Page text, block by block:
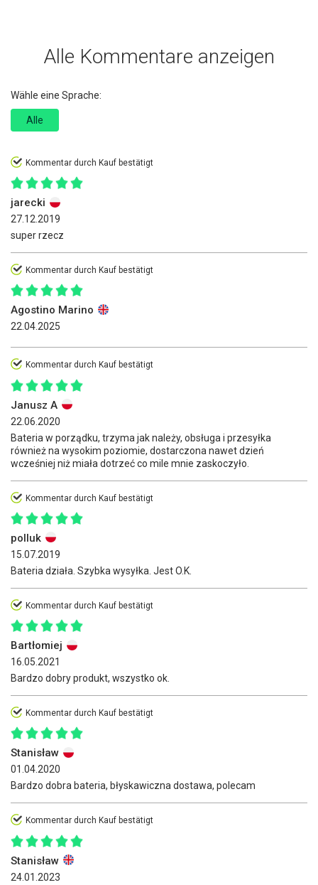
Alle Kommentare anzeigen
Wähle eine Sprache:
Alle
Kommentar durch Kauf bestätigt
jarecki
27.12.2019
super rzecz
Kommentar durch Kauf bestätigt
Agostino Marino
22.04.2025
Kommentar durch Kauf bestätigt
Janusz A
22.06.2020
Bateria w porządku, trzyma jak należy, obsługa i przesyłka
również na wysokim poziomie, dostarczona nawet dzień
wcześniej niż miała dotrzeć co mile mnie zaskoczyło.
Kommentar durch Kauf bestätigt
polluk
15.07.2019
Bateria działa. Szybka wysyłka. Jest O.K.
Kommentar durch Kauf bestätigt
Bartłomiej
16.05.2021
Bardzo dobry produkt, wszystko ok.
Kommentar durch Kauf bestätigt
Stanisław
01.04.2020
Bardzo dobra bateria, błyskawiczna dostawa, polecam
Kommentar durch Kauf bestätigt
Stanisław
24.01.2023